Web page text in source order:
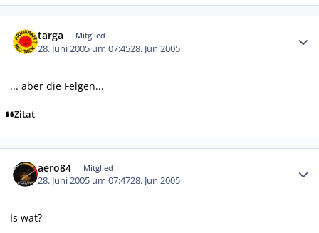
targa Mitglied
28. Juni 2005 um 07:4528. Jun 2005
... aber die Felgen...
Zitat
aero84 Mitglied
28. Juni 2005 um 07:4728. Jun 2005
Is wat?